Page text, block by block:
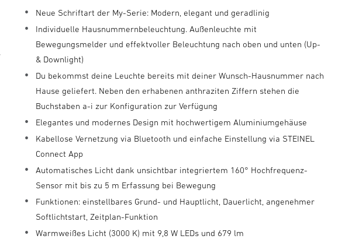
Neue Schriftart der My-Serie: Modern, elegant und geradlinig
Individuelle Hausnummernbeleuchtung. Außenleuchte mit
Bewegungsmelder und effektvoller Beleuchtung nach oben und unten (Up-
& Downlight)
Du bekommst deine Leuchte bereits mit deiner Wunsch-Hausnummer nach
Hause geliefert. Neben den erhabenen anthraziten Ziffern stehen die
Buchstaben a-i zur Konfiguration zur Verfügung
Elegantes und modernes Design mit hochwertigem Aluminiumgehäuse
Kabellose Vernetzung via Bluetooth und einfache Einstellung via STEINEL
Connect App
Automatisches Licht dank unsichtbar integriertem 160° Hochfrequenz-
Sensor mit bis zu 5 m Erfassung bei Bewegung
Funktionen: einstellbares Grund- und Hauptlicht, Dauerlicht, angenehmer
Softlichtstart, Zeitplan-Funktion
Warmweißes Licht (3000 K) mit 9,8 W LEDs und 679 lm